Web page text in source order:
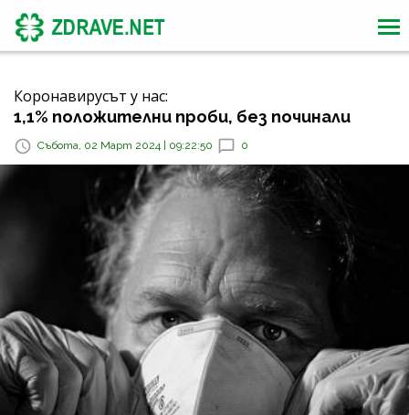
Коронавирусът у нас:
1,1% положителни проби, без починали
Събота, 02 Март 2024 | 09:22:50 0